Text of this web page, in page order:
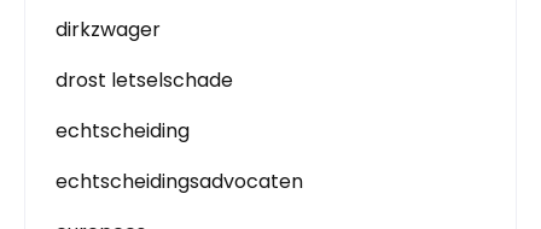
dirkzwager
drost letselschade
echtscheiding
echtscheidingsadvocaten